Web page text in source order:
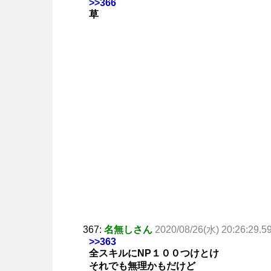
>>366
草
367: 名無しさん 2020/08/26(水)
>>363
全スキルにNP１００つけとけ
それでも無理かもだけど